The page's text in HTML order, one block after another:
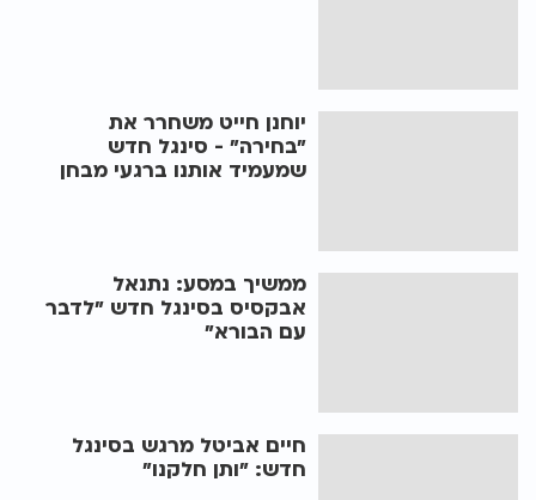
יוחנן חייט משחרר את
"בחירה" - סינגל חדש
שמעמיד אותנו ברגעי מבחן
ממשיך במסע: נתנאל
אבקסיס בסינגל חדש "לדבר
עם הבורא"
חיים אביטל מרגש בסינגל
חדש: "ותן חלקנו"